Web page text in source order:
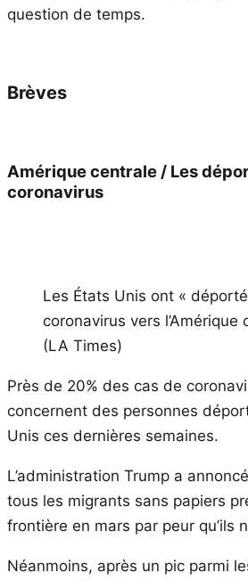
question de temps.
Brèves
Amérique centrale / Les
coronavirus
Les États Unis ont «
coronavirus vers l’Amérique
(LA Times)
Près de 20% des cas de
concernent des personnes
Unis ces dernières semaines.
L’administration Trump a
tous les migrants sans papiers
frontière en mars par peur qu’ils
Néanmoins, après un pic parmi